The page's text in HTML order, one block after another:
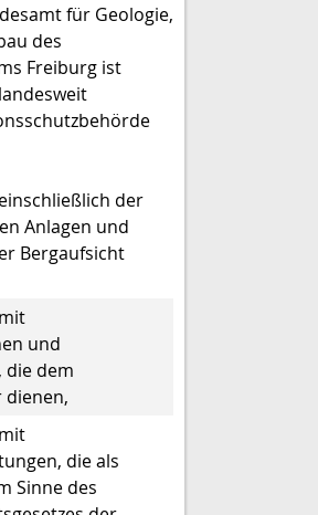
für Geologie,
des
Freiburg ist
der
Anlagen und
Bergaufsicht
und
die dem
dienen,
die als
Sinne des